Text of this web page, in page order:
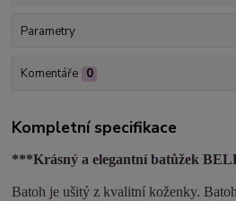
Parametry
Komentáře 0
Kompletní specifikace
***Krásný a elegantní batůžek
Batoh je ušitý z kvalitní koženky.